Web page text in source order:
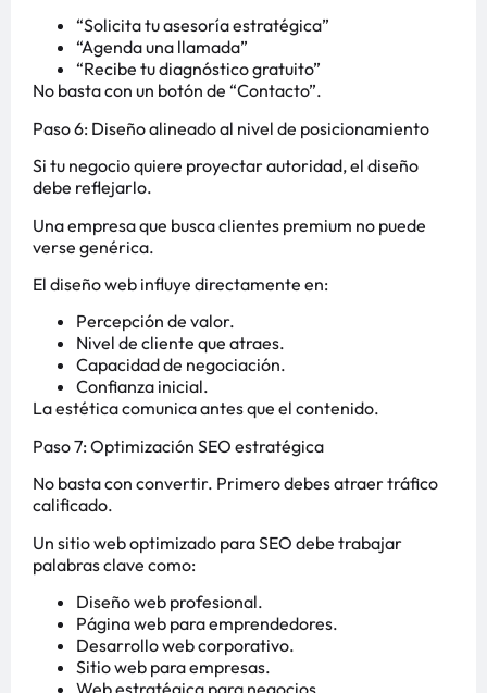
“Solicita tu asesoría estratégica”
“Agenda una llamada”
“Recibe tu diagnóstico gratuito”
No basta con un botón de “Contacto”.
Paso 6: Diseño alineado al nivel de posicionamiento
Si tu negocio quiere proyectar autoridad, el diseño
debe reflejarlo.
Una empresa que busca clientes premium no puede
verse genérica.
El diseño web influye directamente en:
Percepción de valor.
Nivel de cliente que atraes.
Capacidad de negociación.
Confianza inicial.
La estética comunica antes que el contenido.
Paso 7: Optimización SEO estratégica
No basta con convertir. Primero debes atraer tráfico
calificado.
Un sitio web optimizado para SEO debe trabajar
palabras clave como:
Diseño web profesional.
Página web para emprendedores.
Desarrollo web corporativo.
Sitio web para empresas.
Web estratégica para negocios.